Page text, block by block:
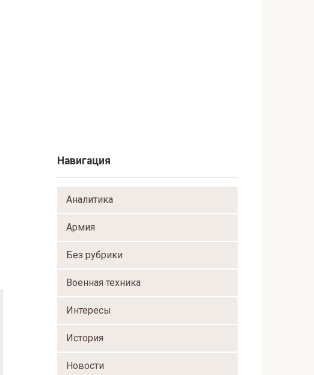
Навигация
Аналитика
Армия
Без рубрики
Военная техника
Интересы
История
Новости